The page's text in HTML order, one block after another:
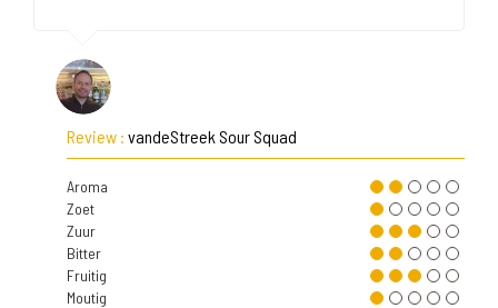
Review : vandeStreek Sour Squad
Aroma
Zoet
Zuur
Bitter
Fruitig
Moutig